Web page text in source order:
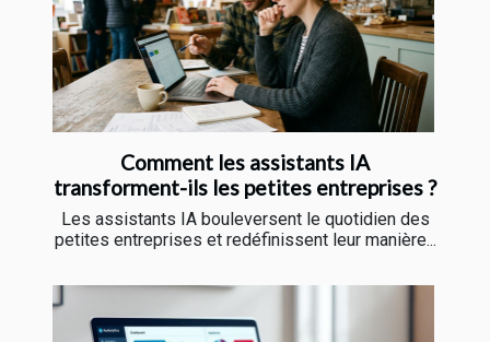
Comment les assistants IA
transforment-ils les petites entreprises ?
Les assistants IA bouleversent le quotidien des
petites entreprises et redéfinissent leur manière...